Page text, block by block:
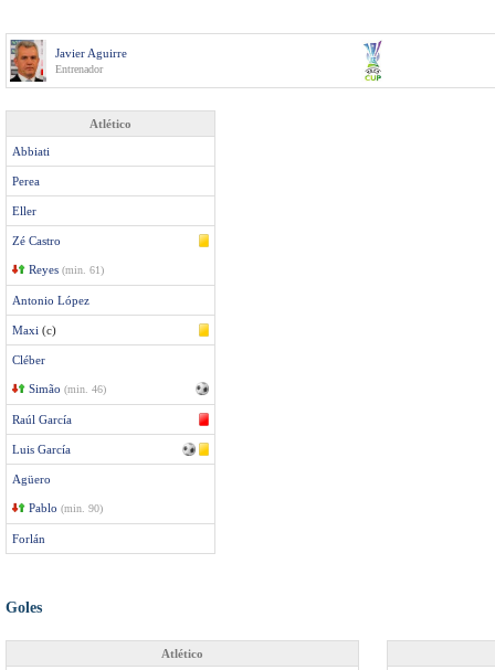
Javier Aguirre
Entrenador
Atlético
Abbiati
Perea
Eller
Zé Castro
Reyes (min. 61)
Antonio López
Maxi (c)
Cléber
Simão (min. 46)
Raúl García
Luis García
Agüero
Pablo (min. 90)
Forlán
Goles
Atlético